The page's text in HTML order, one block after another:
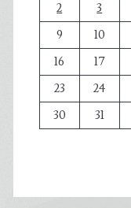
2
3
9
10
16
17
23
24
30
31